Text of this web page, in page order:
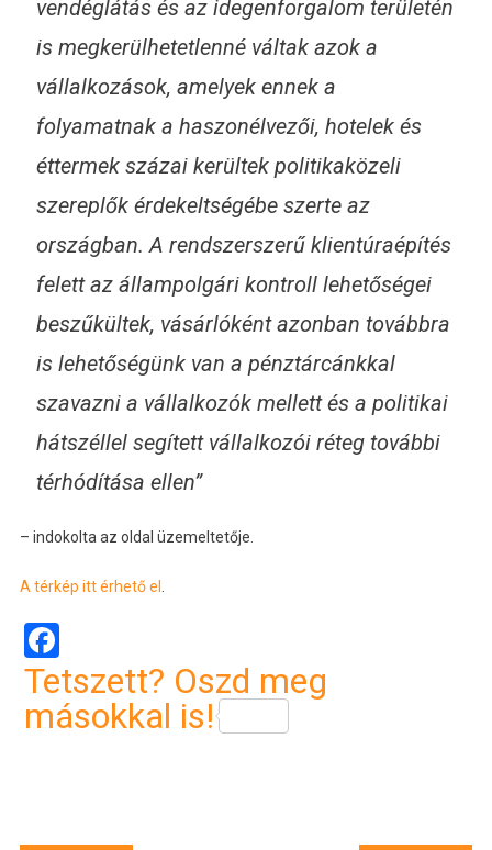
vendéglátás és az idegenforgalom területén
is megkerülhetetlenné váltak azok a
vállalkozások, amelyek ennek a
folyamatnak a haszonélvezői, hotelek és
éttermek százai kerültek politikaközeli
szereplők érdekeltségébe szerte az
országban. A rendszerszerű klientúraépítés
felett az állampolgári kontroll lehetőségei
beszűkültek, vásárlóként azonban továbbra
is lehetőségünk van a pénztárcánkkal
szavazni a vállalkozók mellett és a politikai
hátszéllel segített vállalkozói réteg további
térhódítása ellen”
– indokolta az oldal üzemeltetője.
A térkép itt érhető el .
Facebook
Tetszett? Oszd meg
másokkal is!